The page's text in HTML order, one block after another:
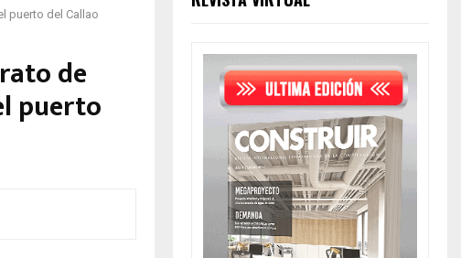
puerto del Callao
de
puerto